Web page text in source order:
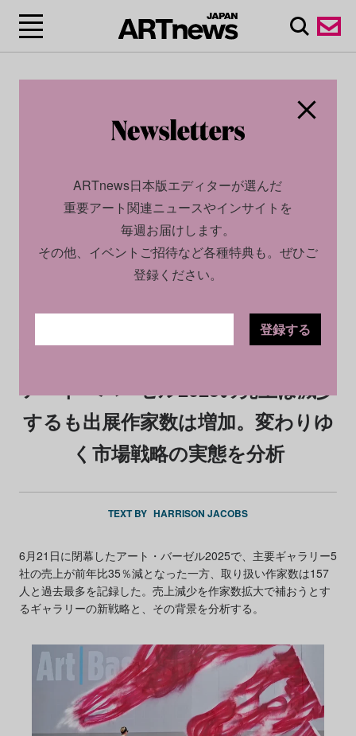
2025.07.04
アート・バーゼル2025の売上は減少
するも出展作家数は増加。変わりゆ
く市場戦略の実態を分析
TEXT BY HARRISON JACOBS
6月21日に閉幕したアート・バーゼル2025で、主要ギャラリー5
社の売上が前年比35％減となった一方、取り扱い作家数は157
人と過去最多を記録した。売上減少を作家数拡大で補おうとす
るギャラリーの新戦略と、その背景を分析する。
ARTnews日本版エディターが選んだ
重要アート関連ニュースやインサイトを
毎週お届けします。
その他、イベントご招待など各種特典も。ぜひご
登録ください。
登録する